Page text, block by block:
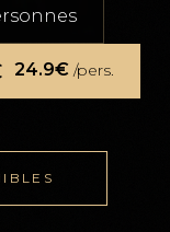
24.9€ /pers.